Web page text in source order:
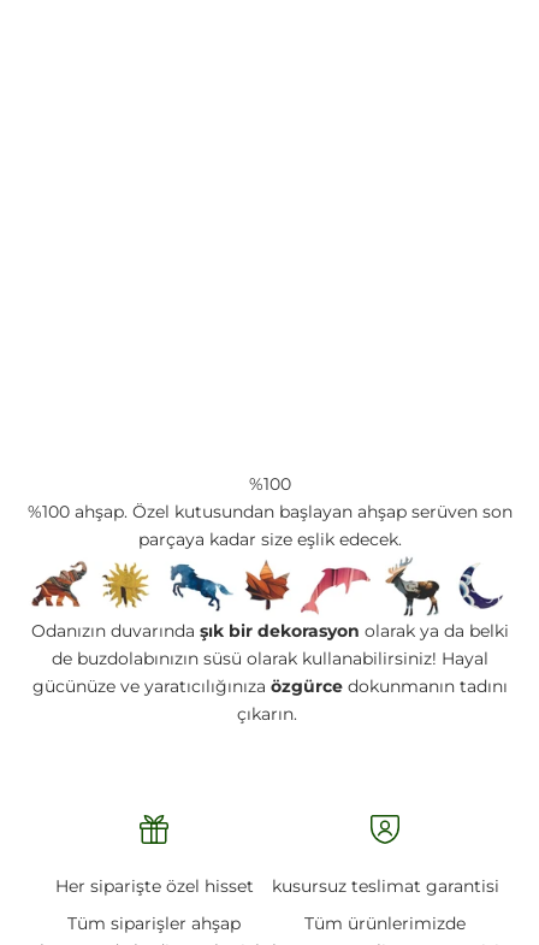
%100
%100 ahşap. Özel kutusundan başlayan ahşap serüven son
parçaya kadar size eşlik edecek.
Odanızın duvarında şık bir dekorasyon olarak ya da belki
de buzdolabınızın süsü olarak kullanabilirsiniz! Hayal
gücünüze ve yaratıcılığınıza özgürcedokunmanın tadını
çıkarın.
Her siparişte özel hisset
Tüm siparişler ahşap
kusursuz teslimat garantisi
Tüm ürünlerimizde